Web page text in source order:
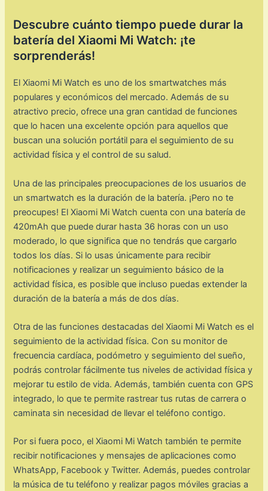
Descubre cuánto tiempo puede durar la
batería del Xiaomi Mi Watch: ¡te
sorprenderás!
El Xiaomi Mi Watch es uno de los smartwatches más
populares y económicos del mercado. Además de su
atractivo precio, ofrece una gran cantidad de funciones
que lo hacen una excelente opción para aquellos que
buscan una solución portátil para el seguimiento de su
actividad física y el control de su salud.
Una de las principales preocupaciones de los usuarios de
un smartwatch es la duración de la batería. ¡Pero no te
preocupes! El Xiaomi Mi Watch cuenta con una batería de
420mAh que puede durar hasta 36 horas con un uso
moderado, lo que significa que no tendrás que cargarlo
todos los días. Si lo usas únicamente para recibir
notificaciones y realizar un seguimiento básico de la
actividad física, es posible que incluso puedas extender la
duración de la batería a más de dos días.
Otra de las funciones destacadas del Xiaomi Mi Watch es el
seguimiento de la actividad física. Con su monitor de
frecuencia cardíaca, podómetro y seguimiento del sueño,
podrás controlar fácilmente tus niveles de actividad física y
mejorar tu estilo de vida. Además, también cuenta con GPS
integrado, lo que te permite rastrear tus rutas de carrera o
caminata sin necesidad de llevar el teléfono contigo.
Por si fuera poco, el Xiaomi Mi Watch también te permite
recibir notificaciones y mensajes de aplicaciones como
WhatsApp, Facebook y Twitter. Además, puedes controlar
la música de tu teléfono y realizar pagos móviles gracias a